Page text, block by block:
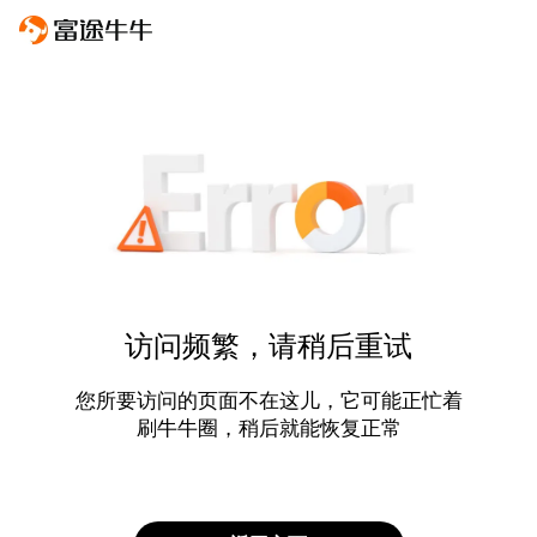
访问频繁，请稍后重试
您所要访问的页面不在这儿，它可能正忙着
刷牛牛圈，稍后就能恢复正常